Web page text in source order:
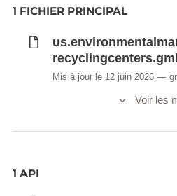
1 FICHIER PRINCIPAL
recyclingcenters.gml
Mis à jour le 12 juin 2026
Voir les
1 API